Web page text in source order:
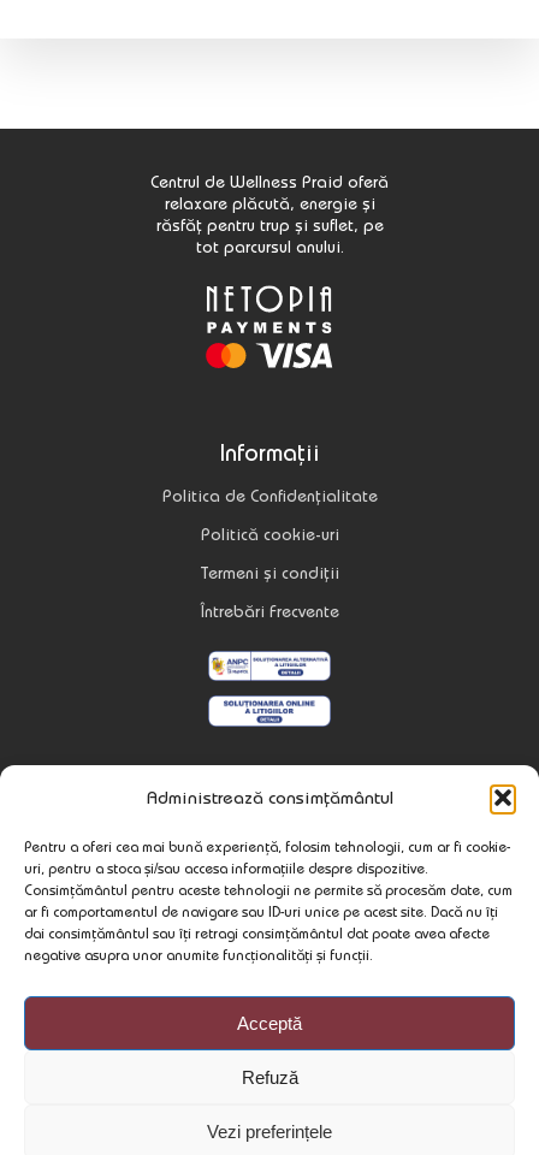
Administrează consimțământul
Pentru a oferi cea mai bună experiență, folosim tehnologii, cum ar fi cookie-
uri, pentru a stoca și/sau accesa informațiile despre dispozitive.
Consimțământul pentru aceste tehnologii ne permite să procesăm date, cum
ar fi comportamentul de navigare sau ID-uri unice pe acest site. Dacă nu îți
dai consimțământul sau îți retragi consimțământul dat poate avea afecte
negative asupra unor anumite funcționalități și funcții.
Acceptă
Refuză
Vezi preferințele
Centrul de Wellness Praid oferă
relaxare plăcută, energie și
răsfăț pentru trup și suflet, pe
tot parcursul anului.
Informații
Politica de Confidențialitate
Politică cookie-uri
Termeni și condiții
Întrebări Frecvente
Contact
Str. Minei Nr. 79
Jud. Harghita, Romania
wellnesspraid@gmail.com
Copyright © 2026 - Neked is jobb, Online